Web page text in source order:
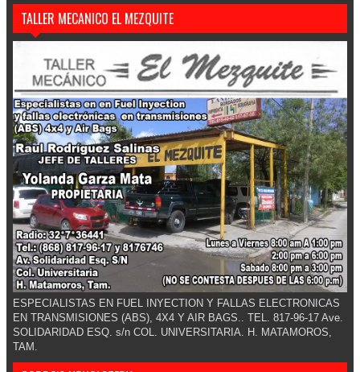
TALLER MECANICO EL MEZQUITE
ESPECIALISTAS EN FUEL INYECTION Y FALLAS ELECTRONICAS
EN TRANSMISIONES (ABS), 4X4 Y AIR BAGS.. TEL. 817-96-17 Ave.
SOLIDARIDAD ESQ. s/n COL. UNIVERSITARIA. H. MATAMOROS,
TAM.